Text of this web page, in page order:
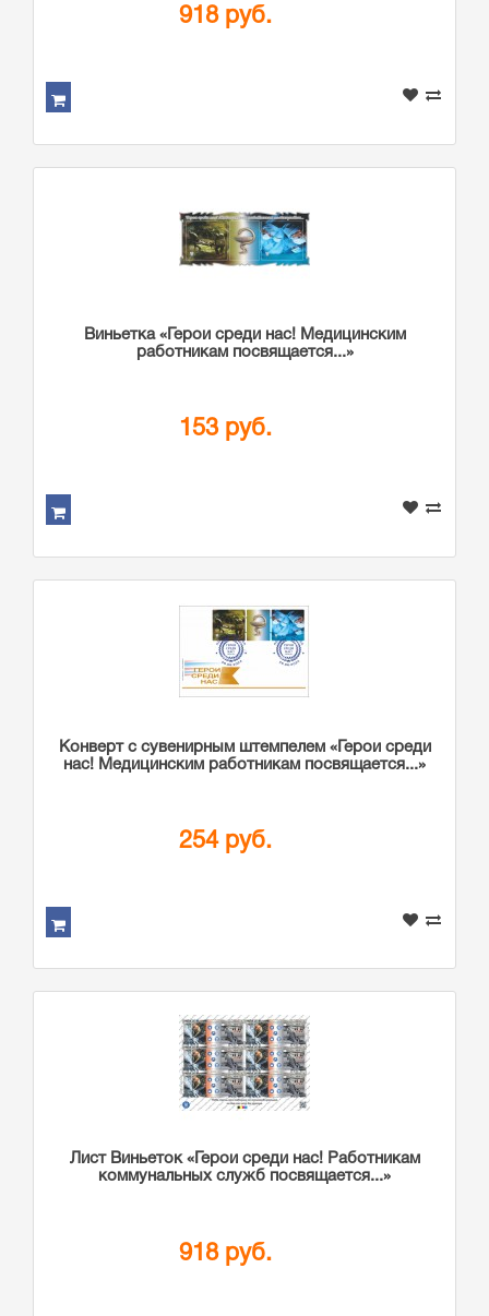
918 руб.
Виньетка «Герои среди нас! Медицинским
работникам посвящается...»
153 руб.
Конверт с сувенирным штемпелем «Герои среди
нас! Медицинским работникам посвящается...»
254 руб.
Лист Виньеток «Герои среди нас! Работникам
коммунальных служб посвящается...»
918 руб.